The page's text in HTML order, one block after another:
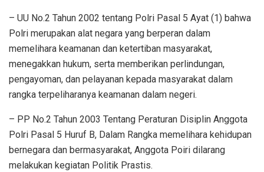
– UU No.2 Tahun 2002 tentang Polri Pasal 5 Ayat (1) bahwa
Polri merupakan alat negara yang berperan dalam
memelihara keamanan dan ketertiban masyarakat,
menegakkan hukum, serta memberikan perlindungan,
pengayoman, dan pelayanan kepada masyarakat dalam
rangka terpeliharanya keamanan dalam negeri.
– PP No.2 Tahun 2003 Tentang Peraturan Disiplin Anggota
Polri Pasal 5 Huruf B, Dalam Rangka memelihara kehidupan
bernegara dan bermasyarakat, Anggota Poiri dilarang
melakukan kegiatan Politik Prastis.